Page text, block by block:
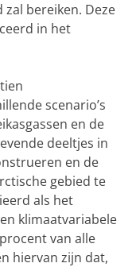
bereiken. Deze
in het
scenario’s
en de
deeltjes in
en de
gebied te
als het
klimaatvariabele
van alle
hiervan zijn dat,